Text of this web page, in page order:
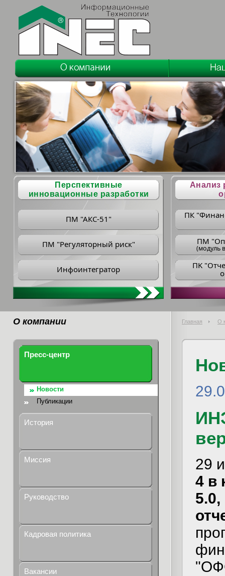
Перспективные
инновационные разработки
ПМ "АКС-51"
ПМ "Регуляторный риск"
Инфоинтегратор
Анализ
ПК
ПM
(модуль
ПK
О компании Главная О
Пресс-центр
Новости
Публикации
История
Миссия
Руководство
Кадровая политика
Вакансии
29
4 в